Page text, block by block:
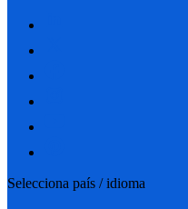
Selecciona país / idioma